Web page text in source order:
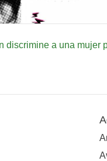
discrimine a una mujer